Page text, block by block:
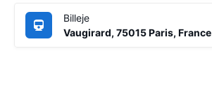
Billeje
Vaugirard, 75015 Paris, France